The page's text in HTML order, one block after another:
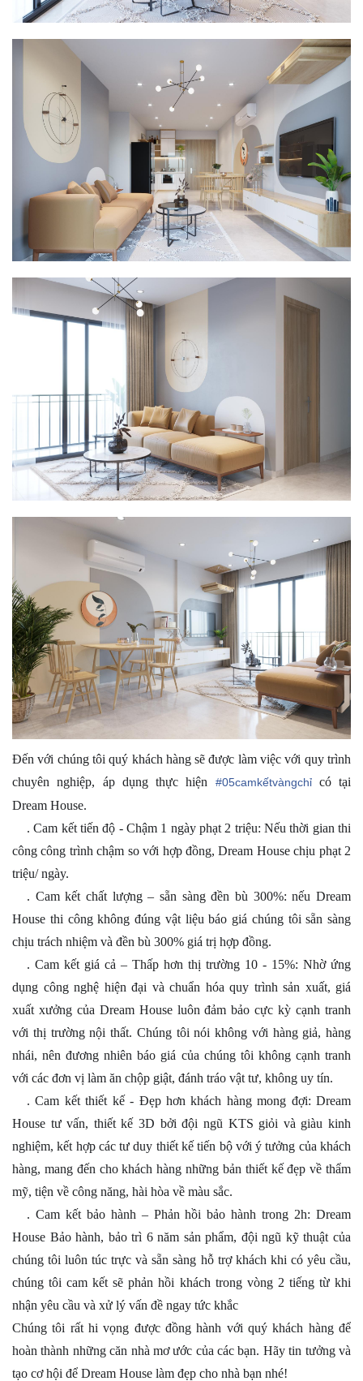
Đến với chúng tôi quý khách hàng sẽ được làm việc với quy trình
chuyên nghiệp, áp dụng thực hiện #05camkếtvàngchỉcó tại
Dream House.
. Cam kết tiến độ - Chậm 1 ngày phạt 2 triệu: Nếu thời gian thi
công công trình chậm so với hợp đồng, Dream House chịu phạt 2
triệu/ ngày.
. Cam kết chất lượng – sẵn sàng đền bù 300%: nếu Dream
House thi công không đúng vật liệu báo giá chúng tôi sẵn sàng
chịu trách nhiệm và đền bù 300% giá trị hợp đồng.
. Cam kết giá cả – Thấp hơn thị trường 10 - 15%: Nhờ ứng
dụng công nghệ hiện đại và chuẩn hóa quy trình sản xuất, giá
xuất xưởng của Dream House luôn đảm bảo cực kỳ cạnh tranh
với thị trường nội thất. Chúng tôi nói không với hàng giả, hàng
nhái, nên đương nhiên báo giá của chúng tôi không cạnh tranh
với các đơn vị làm ăn chộp giật, đánh tráo vật tư, không uy tín.
. Cam kết thiết kế - Đẹp hơn khách hàng mong đợi: Dream
House tư vấn, thiết kế 3D bởi đội ngũ KTS giỏi và giàu kinh
nghiệm, kết hợp các tư duy thiết kế tiến bộ với ý tưởng của khách
hàng, mang đến cho khách hàng những bản thiết kế đẹp về thẩm
mỹ, tiện về công năng, hài hòa về màu sắc.
. Cam kết bảo hành – Phản hồi bảo hành trong 2h: Dream
House Bảo hành, bảo trì 6 năm sản phẩm, đội ngũ kỹ thuật của
chúng tôi luôn túc trực và sẵn sàng hỗ trợ khách khi có yêu cầu,
chúng tôi cam kết sẽ phản hồi khách trong vòng 2 tiếng từ khi
nhận yêu cầu và xử lý vấn đề ngay tức khắc
Chúng tôi rất hi vọng được đồng hành với quý khách hàng để
hoàn thành những căn nhà mơ ước của các bạn. Hãy tin tưởng và
tạo cơ hội để Dream House làm đẹp cho nhà bạn nhé!